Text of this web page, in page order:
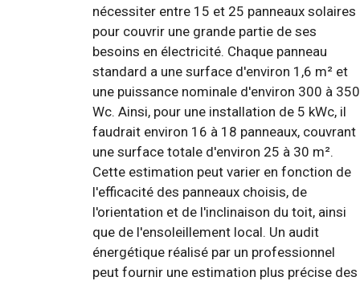
nécessiter entre 15 et 25 panneaux solaires
pour couvrir une grande partie de ses
besoins en électricité. Chaque panneau
standard a une surface d'environ 1,6 m² et
une puissance nominale d'environ 300 à 350
Wc. Ainsi, pour une installation de 5 kWc, il
faudrait environ 16 à 18 panneaux, couvrant
une surface totale d'environ 25 à 30 m².
Cette estimation peut varier en fonction de
l'efficacité des panneaux choisis, de
l'orientation et de l'inclinaison du toit, ainsi
que de l'ensoleillement local. Un audit
énergétique réalisé par un professionnel
peut fournir une estimation plus précise des